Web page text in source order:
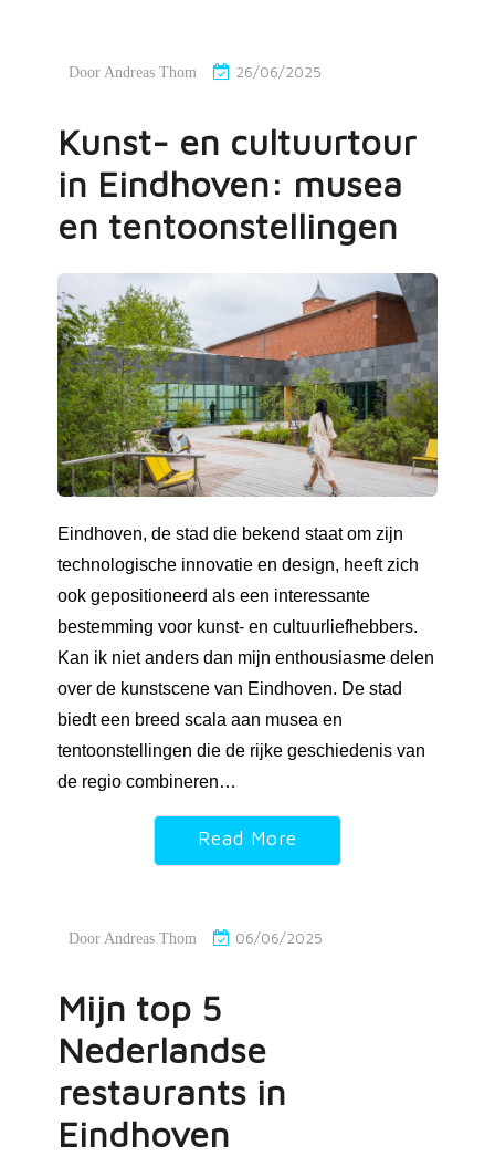
Door Andreas Thom 26/06/2025
Kunst- en cultuurtour
in Eindhoven: musea
en tentoonstellingen
Eindhoven, de stad die bekend staat om zijn
technologische innovatie en design, heeft zich
ook gepositioneerd als een interessante
bestemming voor kunst- en cultuurliefhebbers.
Kan ik niet anders dan mijn enthousiasme delen
over de kunstscene van Eindhoven. De stad
biedt een breed scala aan musea en
tentoonstellingen die de rijke geschiedenis van
de regio combineren…
Read More
Door Andreas Thom 06/06/2025
Mijn top 5
Nederlandse
restaurants in
Eindhoven